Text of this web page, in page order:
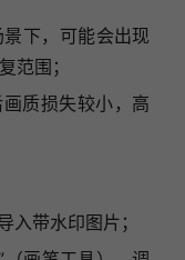
下，可能会出现
范围；
质损失较小，高
入带水印图片；